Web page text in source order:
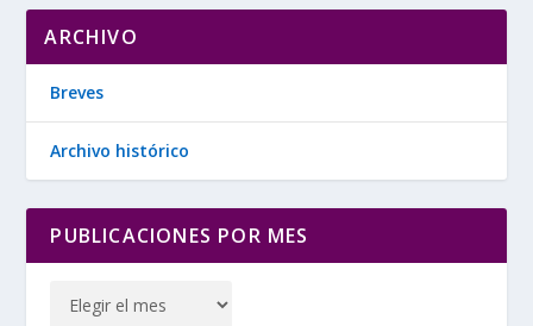
ARCHIVO
Breves
Archivo histórico
PUBLICACIONES POR MES